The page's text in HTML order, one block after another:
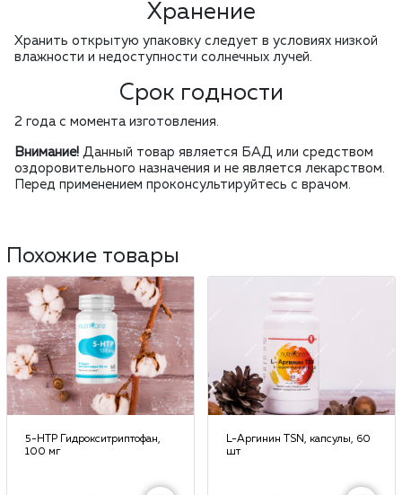
Хранение
Хранить открытую упаковку следует в условиях низкой
влажности и недоступности солнечных лучей.
Срок годности
2 года с момента изготовления.
Внимание! Данный товар является БАД или средством
оздоровительного назначения и не является лекарством.
Перед применением проконсультируйтесь с врачом.
Похожие товары
5-HTP Гидрокситриптофан,
100 мг
L-Аргинин TSN, капсулы, 60
шт